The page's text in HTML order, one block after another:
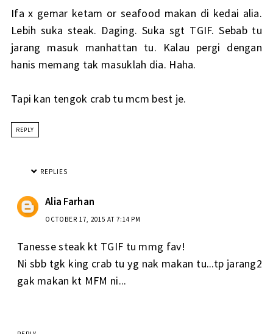
Ifa x gemar ketam or seafood makan di kedai alia.
Lebih suka steak. Daging. Suka sgt TGIF. Sebab tu
jarang masuk manhattan tu. Kalau pergi dengan
hanis memang tak masuklah dia. Haha.
Tapi kan tengok crab tu mcm best je.
REPLY
REPLIES
Alia Farhan
OCTOBER 17, 2015 AT 7:14 PM
Tanesse steak kt TGIF tu mmg fav!
Ni sbb tgk king crab tu yg nak makan tu...tp jarang2
gak makan kt MFM ni...